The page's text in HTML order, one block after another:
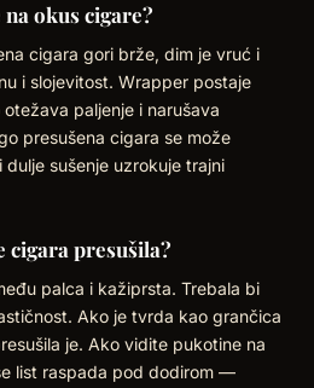
okus cigare?
cigara gori brže, dim je vruć i
i slojevitost. Wrapper postaje
paljenje i narušava
presušena cigara se može
sušenje uzrokuje trajni
cigara presušila?
palca i kažiprsta. Trebala bi
Ako je tvrda kao grančica
je. Ako vidite pukotine na
list raspada pod dodirom —